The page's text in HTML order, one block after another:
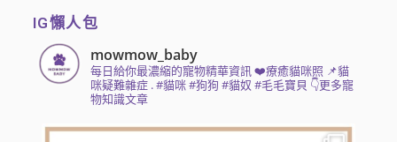
IG懶人包
mowmow_baby
每日給你最濃縮的寵物精華資訊❤️療癒貓咪照 📌貓
咪疑難雜症.#貓咪 #狗狗 #貓奴 #毛毛寶貝 👇更多寵
物知識文章